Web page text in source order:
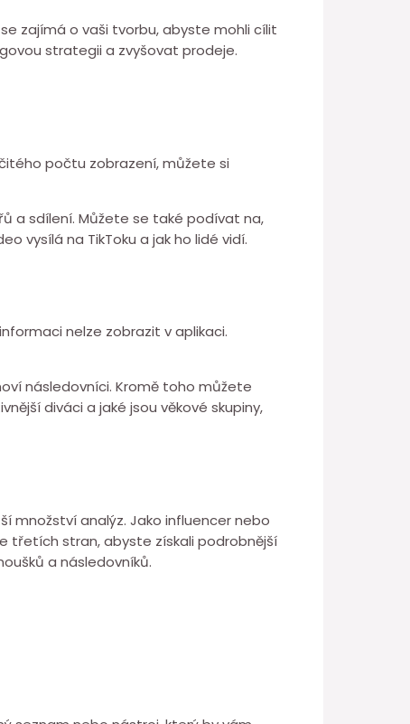
zajímá o vaši tvorbu, abyste mohli cílit
strategii a zvyšovat prodeje.
počtu zobrazení, můžete si
a sdílení. Můžete se také podívat na,
vysílá na TikToku a jak ho lidé vidí.
nelze zobrazit v aplikaci.
následovníci. Kromě toho můžete
diváci a jaké jsou věkové skupiny,
množství analýz. Jako influencer nebo
třetích stran, abyste získali podrobnější
a následovníků.